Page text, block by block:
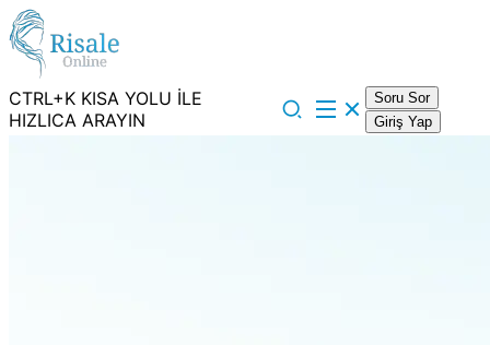
CTRL+K KISA YOLU İLE
HIZLICA ARAYIN
Soru Sor
Giriş Yap